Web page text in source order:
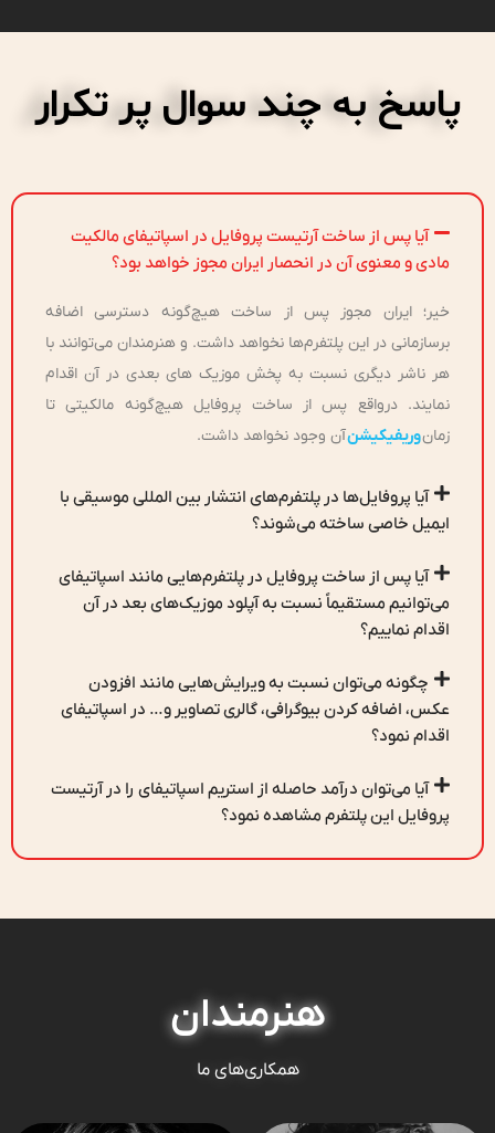
پاسخ به چند سوال پر تکرار
آیا پس از ساخت آرتیست پروفایل در اسپاتیفای مالکیت
مادی و معنوی آن در انحصار ایران مجوز خواهد بود؟
خیر؛ ایران مجوز پس از ساخت هیچ‌گونه دسترسی اضافه
برسازمانی در این پلتفرم‌ها نخواهد داشت. و هنرمندان می‌توانند با
هر ناشر دیگری نسبت به پخش موزیک های بعدی در آن اقدام
نمایند. درواقع پس از ساخت پروفایل هیچ‌گونه مالکیتی تا
زمانوریفیکیشنآن وجود نخواهد داشت.
آیا پروفایل‌ها در پلتفرم‌های انتشار بین المللی موسیقی با
ایمیل خاصی ساخته می‌شوند؟
آیا پس از ساخت پروفایل در پلتفرم‌هایی مانند اسپاتیفای
می‌توانیم مستقیماً نسبت به آپلود موزیک‌های بعد در آن
اقدام نماییم؟
چگونه می‌توان نسبت به ویرایش‌هایی مانند افزودن
عکس، اضافه کردن بیوگرافی، گالری تصاویر و… در اسپاتیفای
اقدام نمود؟
آیا می‌توان درآمد حاصله از استریم اسپاتیفای را در آرتیست
پروفایل این پلتفرم مشاهده نمود؟
هنرمندان
همکاری‌های ما